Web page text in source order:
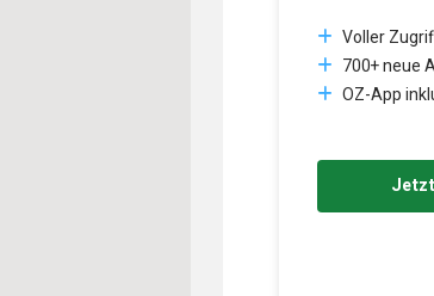
Voller
700+ neue
OZ-App